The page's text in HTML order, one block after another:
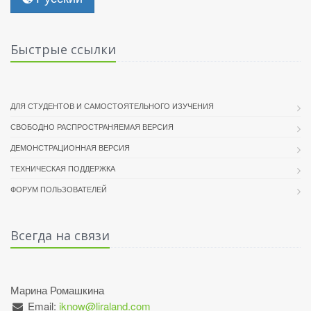
Быстрые ссылки
ДЛЯ СТУДЕНТОВ И САМОСТОЯТЕЛЬНОГО ИЗУЧЕНИЯ
СВОБОДНО РАСПРОСТРАНЯЕМАЯ ВЕРСИЯ
ДЕМОНСТРАЦИОННАЯ ВЕРСИЯ
ТЕХНИЧЕСКАЯ ПОДДЕРЖКА
ФОРУМ ПОЛЬЗОВАТЕЛЕЙ
Всегда на связи
Марина Ромашкина
Email: iknow@liraland.com